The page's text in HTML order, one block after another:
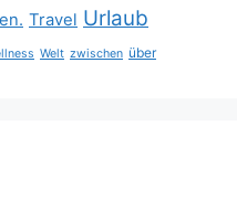
Travel Urlaub
Welt zwischen über